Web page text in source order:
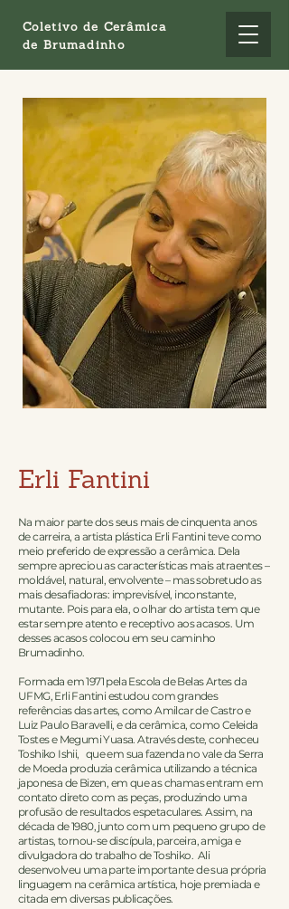
Coletivo de Cerâmica
de Brumadinho
Erli Fantini
Na maior parte dos seus mais de cinquenta anos
de carreira, a artista plástica Erli Fantini teve como
meio preferido de expressão a cerâmica. Dela
sempre apreciou as características mais atraentes –
moldável, natural, envolvente – mas sobretudo as
mais desafiadoras: imprevisível, inconstante,
mutante. Pois para ela, o olhar do artista tem que
estar sempre atento e receptivo aos acasos. Um
desses acasos colocou em seu caminho
Brumadinho.
Formada em 1971 pela Escola de Belas Artes da
UFMG, Erli Fantini estudou com grandes
referências das artes, como Amilcar de Castro e
Luiz Paulo Baravelli, e da cerâmica, como Celeida
Tostes e Megumi Yuasa. Através deste, conheceu
Toshiko Ishii, que em sua fazenda no vale da Serra
de Moeda produzia cerâmica utilizando a técnica
japonesa de Bizen, em que as chamas entram em
contato direto com as peças, produzindo uma
profusão de resultados espetaculares. Assim, na
década de 1980, junto com um pequeno grupo de
artistas, tornou-se discípula, parceira, amiga e
divulgadora do trabalho de Toshiko. Ali
desenvolveu uma parte importante de sua própria
linguagem na cerâmica artística, hoje premiada e
citada em diversas publicações.